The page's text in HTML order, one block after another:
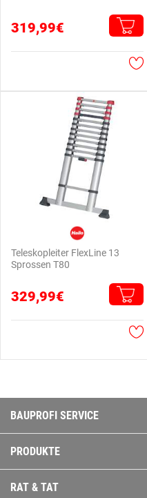
319,99€
Teleskopleiter FlexLine 13
Sprossen T80
329,99€
BAUPROFI SERVICE
PRODUKTE
RAT & TAT